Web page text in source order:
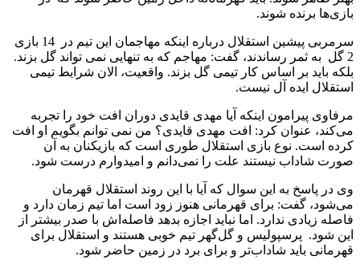
بازی‌ها برنده شوند.
سرمربی پیشین استقلال درباره اینکه مهاجمان این تیم در 14 بازی
2 گل به ثمر رساندند، گفت: مهاجم که به تنهایی نمی تواند گل بزند.
بلکه باید بر اساس کار تیمی گل بزند. واقعیت، الان شرایط تیمی
استقلال ایده آل نیست.
مرفاوی پیرامون اینکه آیا مهدی قایدی دوران افت خود را تجربه
می‌کند، عنوان کرد: افت مهدی قایدی؟ من نمی توانم بگویم او افت
کرده است. نوع بازی استقلال طوری است که بازیکنان به آن
صورت شاداب نیستند علت را نمی‌دانم و امیدوارم درست شود.
وی در پاسخ به این سوال که آیا با این روند استقلال قهرمان
می‌شود، گفت: برای قهرمانی هنوز زود است اما تیم زمان دارد و
فاصله زیادی ندارد. اما نباید اجازه بدهد فاصله‌اش با صدر بیشتر از
این شود. پرسپولیس و گل‌گهر تیم خوبی هستند و استقلال برای
قهرمانی باید شاداب‌تر و برای برد در زمین حاضر شود.